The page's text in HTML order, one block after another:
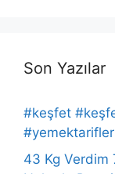
Son Yazılar
#keşfet
43 Kg Verdim